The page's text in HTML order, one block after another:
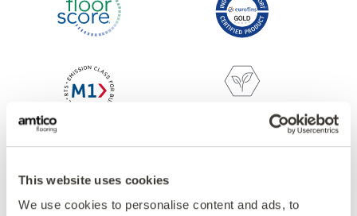
This website uses cookies
We use cookies to personalise content and ads, to